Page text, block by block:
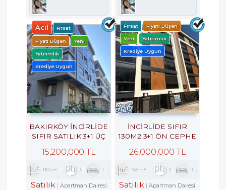
Acil Fırsat
Fiyatı Düşen Yeni
Yatırımlık
Krediye Uygun
BAKIRKÖY İNCİRLİDE
SIFIR SATILIK 3+1 ÜÇ
15,200,000 TL
110m² 3 1 1
Satılık
Apartman Dairesi
Fırsat Fiyatı Düşen
Yeni Yatırımlık
Krediye Uygun
İNCİRLİDE SIFIR
130M2 3+1 ÖN CEPHE
26,000,000 TL
165m² 3 1
Satılık
Apartman Dairesi